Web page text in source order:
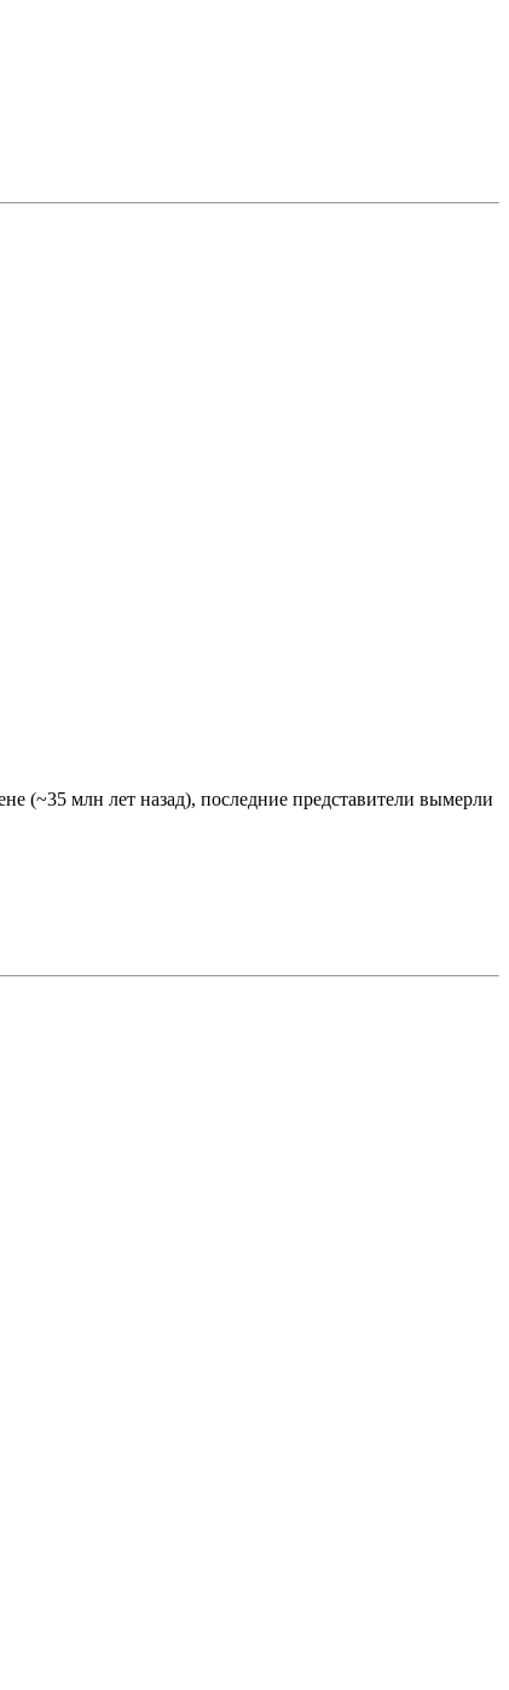
(~35 млн лет назад), последние представители вымерли